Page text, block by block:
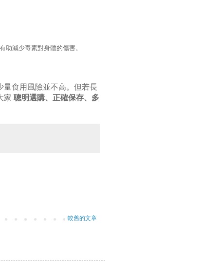
助減少毒素對身體的傷害。
量食用風險並不高。但若長
家 聰明選購、正確保存、多
較舊的文章